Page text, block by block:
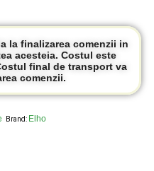
la finalizarea comenzii in
acesteia. Costul este
final de transport va
comenzii.
Brand: Elho